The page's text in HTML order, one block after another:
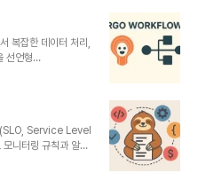
반 환경에서 보안과
는 평문으로 노
감 데이터
시 필요한 시점에만
다.즉, Git 저장소에
잡한 데이터 처리,
선언형
스 워크플로 엔진
을 극대화한다.1. 개
티브 워크플로 관
행한다. 각 단계
정의 파일(YAML)
의한다.즉, Argo는
(SLO, Service Level
니터링 규칙과 알림
및 Grafana와